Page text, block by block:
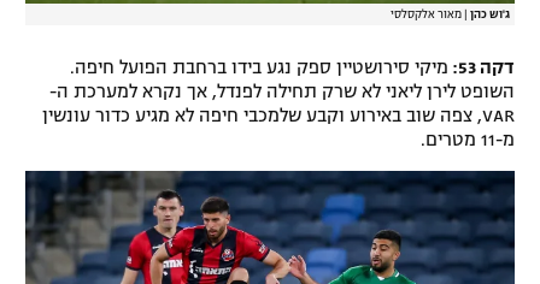
ג'וש כהן מאור אלקסלסי
דקה 53:
מיקי סירושטיין ספק נגע בידו ברחבת הפועל חיפה.
השופט לירן ליאני לא שרק תחילה לפנדל, אך נקרא למערכת ה-
VAR, צפה שוב באירוע וקבע שלמכבי חיפה לא מגיע כדור עונשין
מ-11 מטרים.